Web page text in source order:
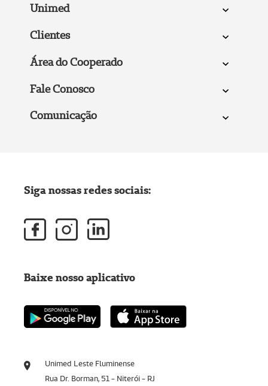
Unimed
Clientes
Área do Cooperado
Fale Conosco
Comunicação
Unimed Leste Fluminense
Rua Dr. Borman, 51 - Niterói - RJ
Siga nossas redes sociais:
Baixe nosso aplicativo